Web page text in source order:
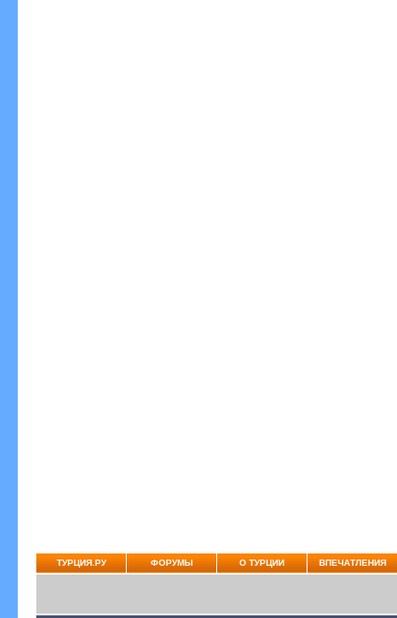
ТУРЦИЯ.РУ ФОРУМЫ О ТУРЦИИ ВПЕЧАТЛЕНИЯ